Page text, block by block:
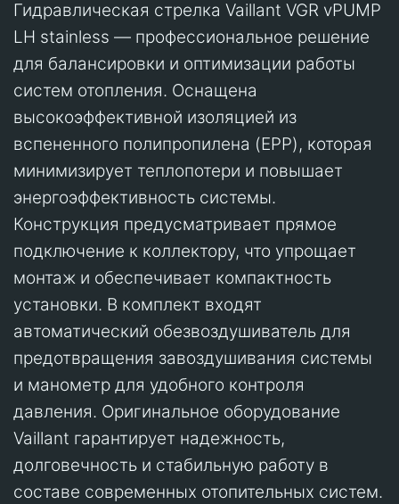
Гидравлическая стрелка Vaillant VGR vPUMP
LH stainless — профессиональное решение
для балансировки и оптимизации работы
систем отопления. Оснащена
высокоэффективной изоляцией из
вспененного полипропилена (EPP), которая
минимизирует теплопотери и повышает
энергоэффективность системы.
Конструкция предусматривает прямое
подключение к коллектору, что упрощает
монтаж и обеспечивает компактность
установки. В комплект входят
автоматический обезвоздушиватель для
предотвращения завоздушивания системы
и манометр для удобного контроля
давления. Оригинальное оборудование
Vaillant гарантирует надежность,
долговечность и стабильную работу в
составе современных отопительных систем.